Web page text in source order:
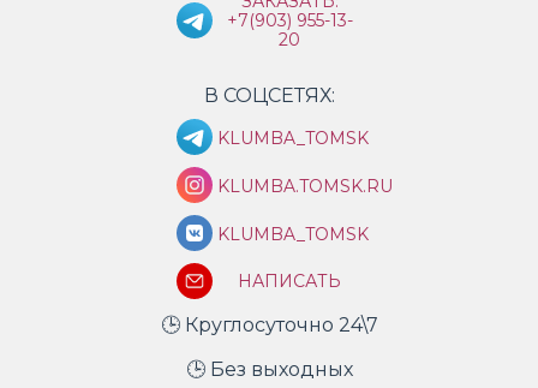
+7(903) 955-13-
20
В СОЦСЕТЯХ:
KLUMBA_TOMSK
KLUMBA.TOMSK.RU
KLUMBA_TOMSK
НАПИСАТЬ
🕒 Круглосуточно 24\7
🕒 Без выходных